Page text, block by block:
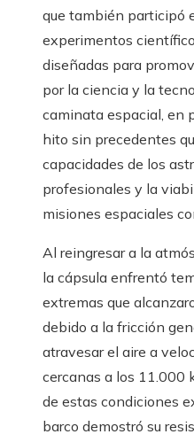
que también participó
experimentos
diseñadas para
por la ciencia y la
caminata espacial, en
hito sin precedentes
capacidades de los
profesionales y la
misiones espaciales
Al reingresar a la
la cápsula enfrentó
extremas que
debido a la fricción
atravesar el aire a
cercanas a los 11.000
de estas condiciones
barco demostró su